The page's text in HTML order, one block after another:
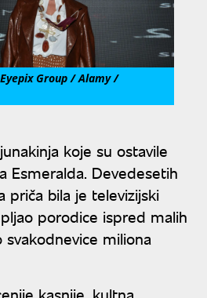
Group / Alamy /
koje su ostavile
Esmeralda. Devedesetih
priča bila je televizijski
porodice ispred malih
miliona
kasnije, kultna